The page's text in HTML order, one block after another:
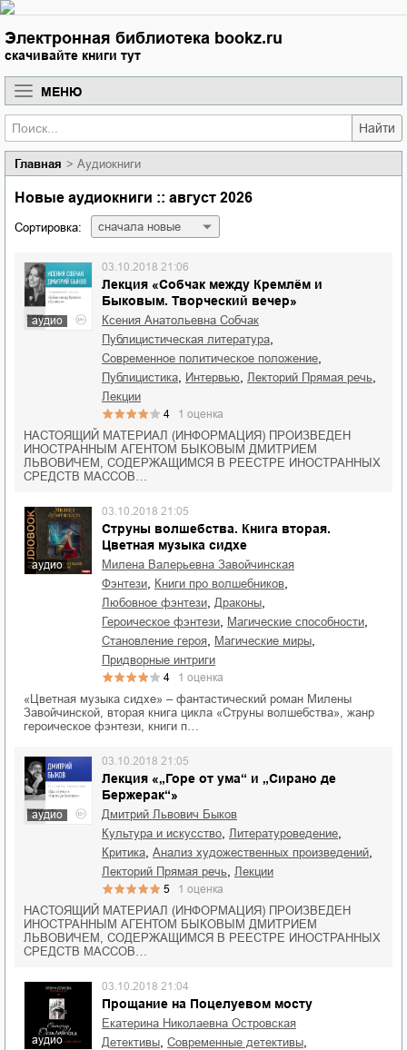
Электронная библиотека bookz.ru
скачивайте книги тут
МЕНЮ
Найти
Главная Аудиокниги
Новые аудиокниги :: август 2026
Сортировка: сначала новые
аудио
Лекция «Собчак между Кремлём и
Быковым. Творческий вечер»
03.10.2018 21:06
Ксения Анатольевна Собчак
публицистическая литература
современное политическое положение
публицистика интервью лекторий Прямая речь
лекции
4 1 оценка
НАСТОЯЩИЙ МАТЕРИАЛ (ИНФОРМАЦИЯ) ПРОИЗВЕДЕН
ИНОСТРАННЫМ АГЕНТОМ БЫКОВЫМ ДМИТРИЕМ
ЛЬВОВИЧЕМ, СОДЕРЖАЩИМСЯ В РЕЕСТРЕ ИНОСТРАННЫХ
СРЕДСТВ МАССОВ…
аудио
Струны волшебства. Книга вторая.
Цветная музыка сидхе
03.10.2018 21:05
Милена Валерьевна Завойчинская
фэнтези
книги про волшебников
любовное фэнтези драконы
героическое фэнтези магические способности
становление героя магические миры
придворные интриги
4 1 оценка
«Цветная музыка сидхе» – фантастический роман Милены
Завойчинской, вторая книга цикла «Струны волшебства», жанр
героическое фэнтези, книги п…
аудио
Лекция «„Горе от ума“ и „Сирано де
Бержерак“»
03.10.2018 21:05
Дмитрий Львович Быков
культура и искусство
литературоведение
критика анализ художественных произведений
лекторий Прямая речь лекции
5 1 оценка
НАСТОЯЩИЙ МАТЕРИАЛ (ИНФОРМАЦИЯ) ПРОИЗВЕДЕН
ИНОСТРАННЫМ АГЕНТОМ БЫКОВЫМ ДМИТРИЕМ
ЛЬВОВИЧЕМ, СОДЕРЖАЩИМСЯ В РЕЕСТРЕ ИНОСТРАННЫХ
СРЕДСТВ МАССОВ…
аудио
Прощание на Поцелуевом мосту
03.10.2018 21:04
Екатерина Николаевна Островская
детективы
современные детективы